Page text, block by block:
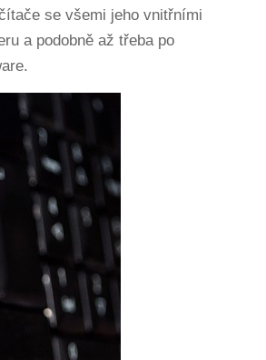
se všemi jeho vnitřními
a podobně až třeba po